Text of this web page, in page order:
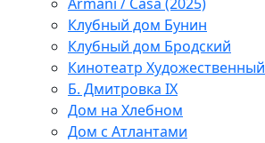
Клубный дом Бунин
Клубный дом Бродский
Кинотеатр Художественный
Б. Дмитровка IX
Дом на Хлебном
Дом с Атлантами